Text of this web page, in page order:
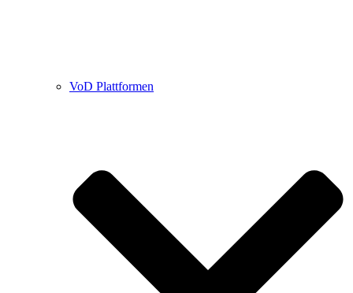
VoD Plattformen